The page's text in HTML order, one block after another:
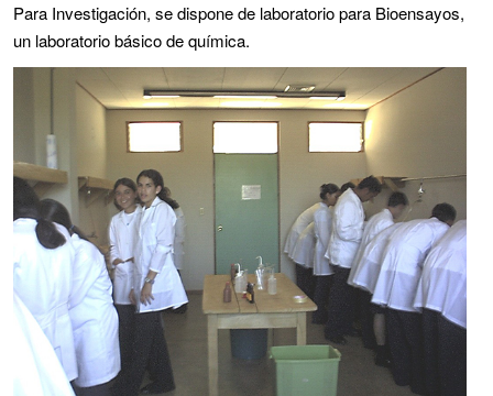
Para Investigación, se dispone de laboratorio para Bioensayos,
un laboratorio básico de química.